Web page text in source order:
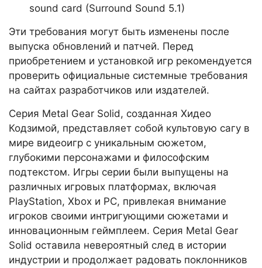
sound card (Surround Sound 5.1)
Эти требования могут быть изменены после
выпуска обновлений и патчей. Перед
приобретением и установкой игр рекомендуется
проверить официальные системные требования
на сайтах разработчиков или издателей.
Серия Metal Gear Solid, созданная Хидео
Кодзимой, представляет собой культовую сагу в
мире видеоигр с уникальным сюжетом,
глубокими персонажами и философским
подтекстом. Игры серии были выпущены на
различных игровых платформах, включая
PlayStation, Xbox и PC, привлекая внимание
игроков своими интригующими сюжетами и
инновационным геймплеем. Серия Metal Gear
Solid оставила невероятный след в истории
индустрии и продолжает радовать поклонников